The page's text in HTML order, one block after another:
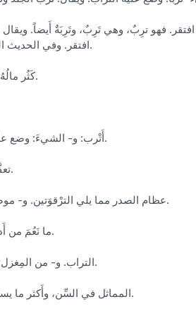
افتقر. وفي الحديث الشريف: فاظْفَرْ بذات الدِّين تَرِبَتْ يداك.
(أَتْرَب): كَثُر مالُهُ. و- الشيءَ: وضع عليه الترابَ.
(تَرَّب): أَتْرب: و- الشيءَ: وضع عليه التراب. ويقال: تَرَّبَ الكتابَ.
(تَتَرَّب): تعفَّر بالتراب. و- لصق به التراب.
(التَّرائب): عظام الصدر مما يلي الترْقوَتين. و- موضع القلادة. الواحدة: (تَريبة).
(التُّراب): ما نَعُمَ من أَديم الأَرض. (ج) أَتْرِبَةٌ، وتِرْبان.
(التُّرْب): التراب. و- من المِغزل: العود الذي يلف عليه الخيط.
(التُّرْب): المماثل في السِّن، وأَكثر ما يستعمل في المؤنث. (ج) أَتراب.